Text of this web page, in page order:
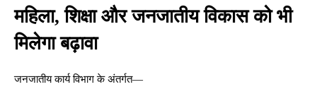
महिला, शिक्षा और जनजातीय विकास को भी
मिलेगा बढ़ावा
जनजातीय कार्य विभाग के अंतर्गत—